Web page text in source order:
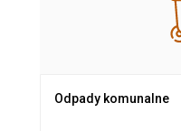
Odpady komunalne